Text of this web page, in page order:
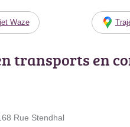
Waze
transports en
Rue Stendhal